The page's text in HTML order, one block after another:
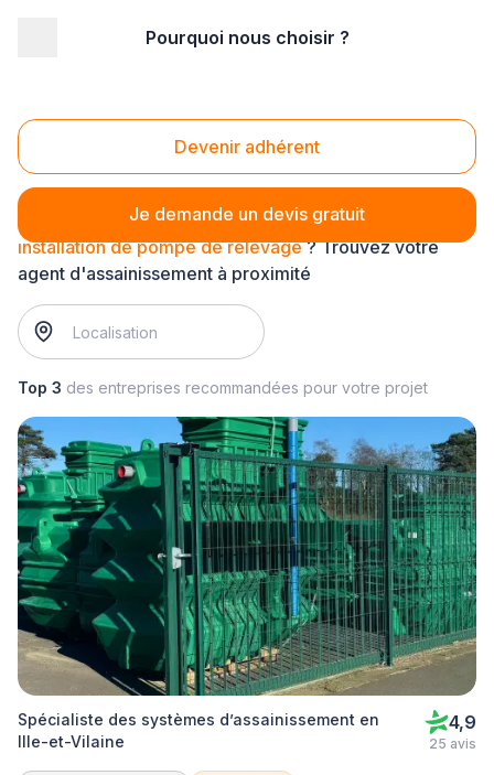
Pourquoi nous choisir ?
Devenir adhérent
Je demande un devis gratuit
Installation de pompe de relevage
installation de pompe de relevage? Trouvez votre
agent d'assainissement à proximité
Top 3 des entreprises recommandées pour votre projet
Spécialiste des systèmes d’assainissement en
Ille-et-Vilaine
4,9
25 avis